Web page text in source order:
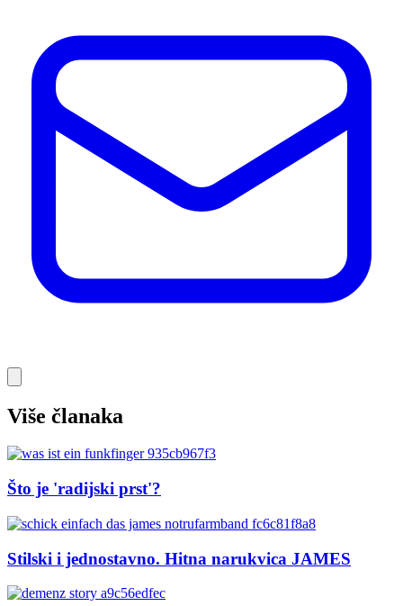
Više članaka
Što je 'radijski prst'?
Stilski i jednostavno. Hitna narukvica JAMES